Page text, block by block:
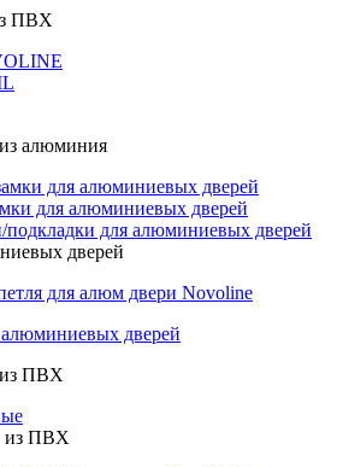
ПВХ
алюминия
для алюминиевых дверей
для алюминиевых дверей
для алюминиевых дверей
дверей
для алюм двери Novoline
дверей
из ПВХ
из ПВХ